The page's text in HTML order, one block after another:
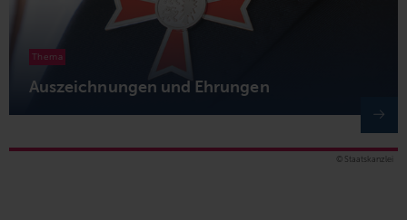
Auszeichnungen und Ehrungen
Thema
© Staatskanzlei